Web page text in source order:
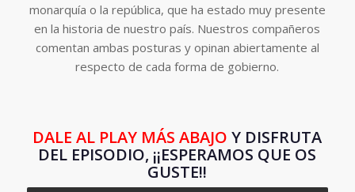
monarquía o la república, que ha estado muy presente
en la historia de nuestro país. Nuestros compañeros
comentan ambas posturas y opinan abiertamente al
respecto de cada forma de gobierno.
DALE AL PLAY MÁS ABAJOY DISFRUTA
DEL EPISODIO, ¡¡ESPERAMOS QUE OS
GUSTE!!